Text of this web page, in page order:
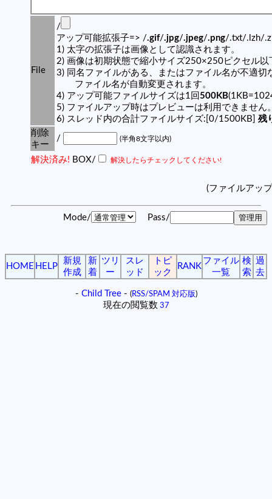
File
/
アップ可能拡張子=> /.gif/.jpg/.jpeg/.png/.txt/.lzh/
1) 太字の拡張子は画像として認識されます。
2) 画像は初期状態で縮小サイズ250×250ピクセル以
3) 同名ファイルがある、またはファイル名が不適切
ファイル名が自動変更されます。
4) アップ可能ファイルサイズは1回 500KB
5) ファイルアップ時はプレビューは利用できません
6) スレッド内の合計ファイルサイズ:[0/1500KB] 残
削除
キー
/ (半角8文字以内)
解決済み! BOX/ 解決したらチェックしてください!
(ファイルアッ
Mode/ Pass/
HOME HELP
新規
作成
新
着
ツリ
ー
スレ
ッド
トピ
ック
RANK
ファイル
一覧
検
索
過
去
- Child Tree- (RSS/SPAM 対応版)
現在の閲覧数 37